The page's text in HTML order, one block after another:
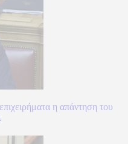
η απάντηση του